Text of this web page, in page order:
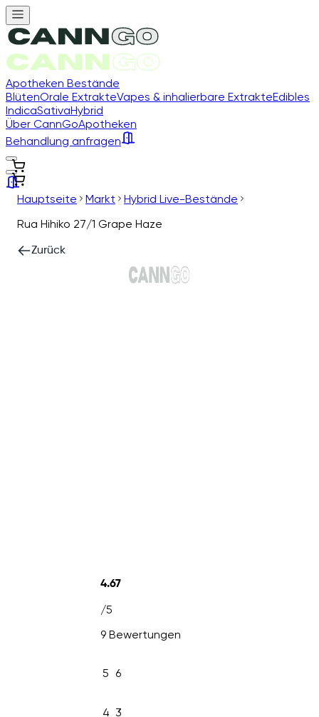
Apotheken Bestände
BlütenOrale ExtrakteVapes & inhalierbare ExtrakteEdibles
IndicaSativaHybrid
Über CannGoApotheken
Behandlung anfragen
Hauptseite Markt
Hybrid Live-Bestände
Rua Hihiko 27/1 Grape Haze
Zurück
4.67
/5
9 Bewertungen
5 6
4 3